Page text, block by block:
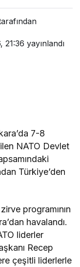
21:36 yayınlandı
7-8
NATO Devlet
Türkiye’den
programının
havalandı.
liderler
Recep
çeşitli liderlerle